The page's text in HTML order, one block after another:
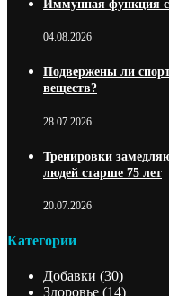
Иммунная функция
04.08.2026
Подвержены ли
веществ?
28.07.2026
Тренировки
людей старше 75 лет
20.07.2026
Категории
Добавки (30)
Здоровье (14)